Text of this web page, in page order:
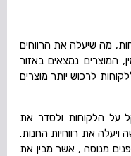
מה שיעלה את הרווחים
המוצרים נמצאים באזור
לרכוש יותר מוצרים
על הלקוחות ולסדר את
ויעלה את רווחיות החנות.
מנוסה , אשר מבין את